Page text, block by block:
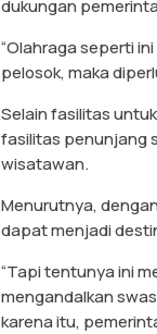
dukungan
“Olahraga seperti
pelosok, maka
Selain fasilitas
fasilitas penunjang
wisatawan.
Menurutnya,
dapat menjadi
“Tapi tentunya ini
mengandalkan
karena itu,